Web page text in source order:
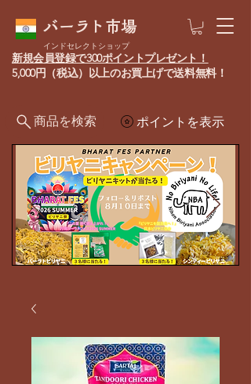
バーラト市場
ポイントを表示
新規会員登録で300ポイントプレゼント！
5,000円（税込）以上のお買上げで送料無料！
インドセレクトショップ
商品を検索